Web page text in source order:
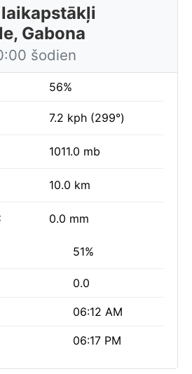
Gabona
šodien
56%
7.2 kph (299°)
1011.0 mb
10.0 km
0.0 mm
51%
0.0
06:12 AM
06:17 PM